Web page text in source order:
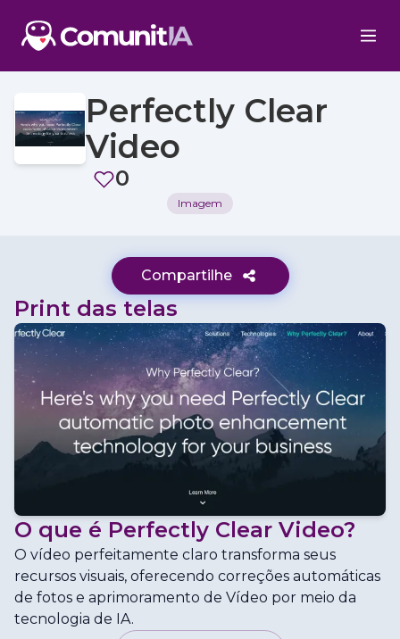
Perfectly Clear
Video
0
Imagem
Compartilhe
Print das telas
O que é Perfectly Clear Video?
O vídeo perfeitamente claro transforma seus
recursos visuais, oferecendo correções automáticas
de fotos e aprimoramento de Vídeo por meio da
tecnologia de IA.